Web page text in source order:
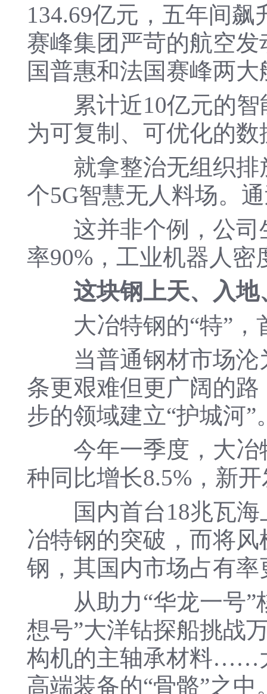
134.69亿元，五年间
赛峰集团严苛的航空
国普惠和法国赛峰两
累计近10亿元的智
为可复制、可优化的
就拿整治无组织排
个5G智慧无人料场。
这并非个例，公司
率90%，工业机器人密
这块钢上天、入地
大冶特钢的“特”，
当普通钢材市场沦
条更艰难但更广阔的
步的领域建立“护城河”
今年一季度，大冶
种同比增长8.5%，新
国内首台18兆瓦海
冶特钢的突破，而将
钢，其国内市场占有率
从助力“华龙一号”
想号”大洋钻探船挑战
构机的主轴承材料……
高端装备的“骨骼”之中